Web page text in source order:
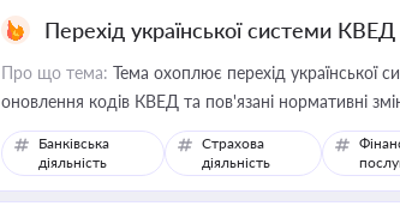
Перехід української системи
Про що тема: Тема охоплює перехід української
оновлення кодів КВЕД та пов'язані нормативні
Банківська
діяльність
Страхова
діяльність